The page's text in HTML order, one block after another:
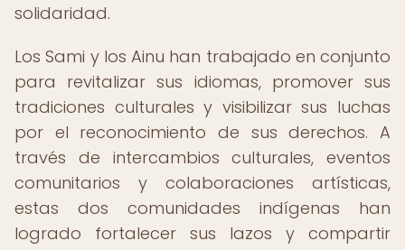
solidaridad.
Los Sami y los Ainu han trabajado en conjunto
para revitalizar sus idiomas, promover sus
tradiciones culturales y visibilizar sus luchas
por el reconocimiento de sus derechos. A
través de intercambios culturales, eventos
comunitarios y colaboraciones artísticas,
estas dos comunidades indígenas han
logrado fortalecer sus lazos y compartir